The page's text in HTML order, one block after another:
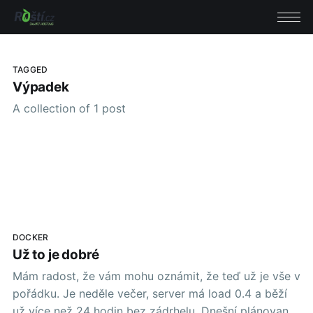
TAGGED
Výpadek
A collection of 1 post
DOCKER
Už to je dobré
Mám radost, že vám mohu oznámit, že teď už je vše v
pořádku. Je neděle večer, server má load 0.4 a běží